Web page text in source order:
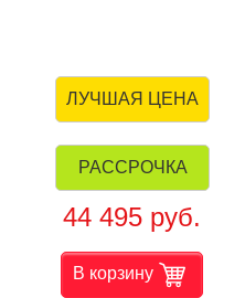
ЛУЧШАЯ ЦЕНА
РАССРОЧКА
44 495 руб.
В корзину